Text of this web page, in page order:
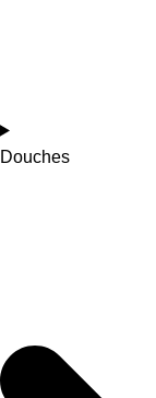
Douches